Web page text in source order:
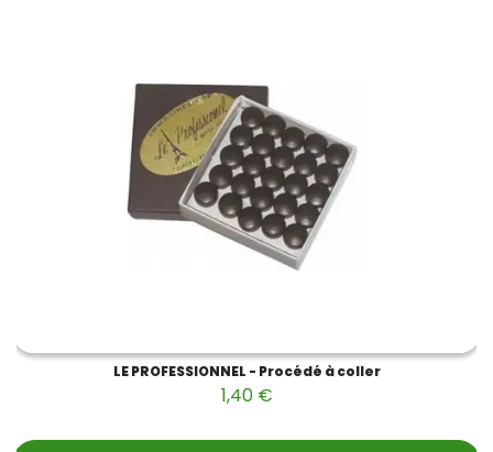
LE PROFESSIONNEL - Procédé à coller
1,40 €